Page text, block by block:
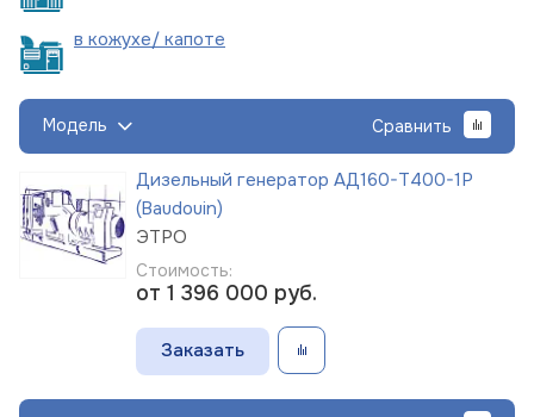
в кожухе/ капоте
Модель Сравнить
Дизельный генератор АД160-Т400-1Р
(Baudouin)
ЭТРО
Стоимость:
от 1 396 000 руб.
Заказать